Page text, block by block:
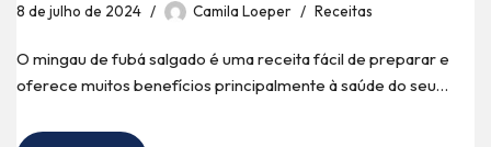
8 de julho de 2024 Camila Loeper Receitas
O mingau de fubá salgado é uma receita fácil de preparar e
oferece muitos benefícios principalmente à saúde do seu…